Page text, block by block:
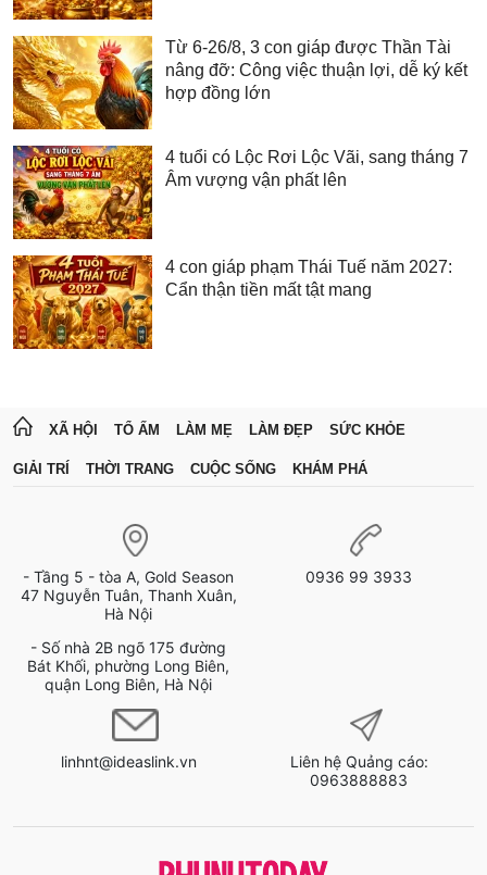
Từ 6-26/8, 3 con giáp được Thần Tài
nâng đỡ: Công việc thuận lợi, dễ ký kết
hợp đồng lớn
4 tuổi có Lộc Rơi Lộc Vãi, sang tháng 7
Âm vượng vận phất lên
4 con giáp phạm Thái Tuế năm 2027:
Cẩn thận tiền mất tật mang
XÃ HỘI TỔ ẤM LÀM MẸ LÀM ĐẸP SỨC KHỎE
GIẢI TRÍ THỜI TRANG CUỘC SỐNG KHÁM PHÁ
- Tầng 5 - tòa A, Gold Season
47 Nguyễn Tuân, Thanh Xuân,
Hà Nội
- Số nhà 2B ngõ 175 đường
Bát Khối, phường Long Biên,
quận Long Biên, Hà Nội
0936 99 3933
linhnt@ideaslink.vn
Liên hệ Quảng cáo:
0963888883